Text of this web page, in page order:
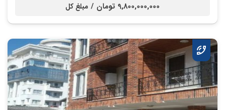
9,800,000,000 تومان / مبلغ کل